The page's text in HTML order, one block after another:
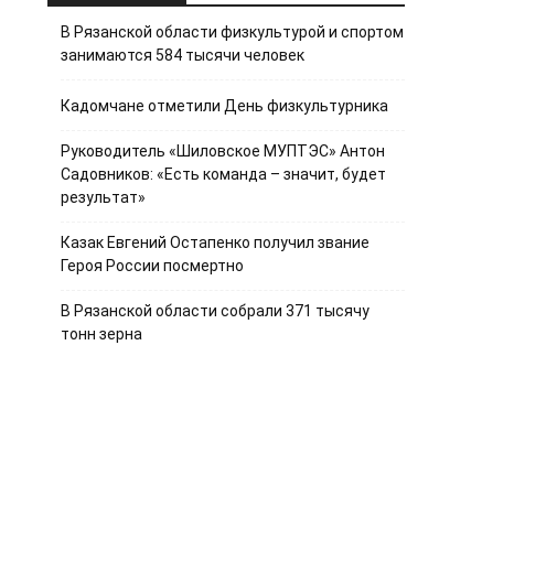
В Рязанской области физкультурой и спортом
занимаются 584 тысячи человек
Кадомчане отметили День физкультурника
Руководитель «Шиловское МУПТЭС» Антон
Садовников: «Есть команда – значит, будет
результат»
Казак Евгений Остапенко получил звание
Героя России посмертно
В Рязанской области собрали 371 тысячу
тонн зерна